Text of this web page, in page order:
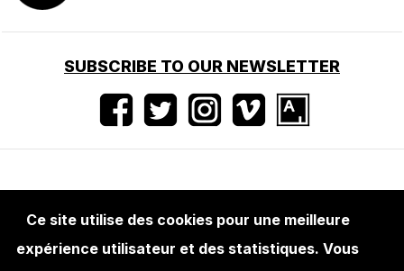
SUBSCRIBE TO OUR NEWSLETTER
Conditions d'utilisation Mentions légales
Presse
Ce site utilise des cookies pour une meilleure
expérience utilisateur et des statistiques. Vous